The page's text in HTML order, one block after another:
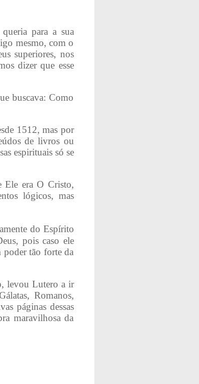
para a sua
mesmo, com o
superiores, nos
dizer que esse
buscava: Como
1512, mas por
de livros ou
espirituais só se
Ele era O Cristo,
lógicos, mas
do Espírito
pois caso ele
tão forte da
levou Lutero a ir
Romanos,
páginas dessas
maravilhosa da